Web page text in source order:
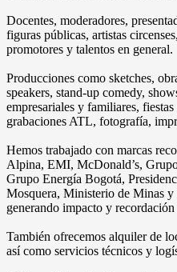
Docentes, moderadores,
figuras públicas, artistas
promotores y talentos en general.
Producciones como sketches,
speakers, stand-up comedy,
empresariales y familiares,
grabaciones ATL, fotografía,
Hemos trabajado con marcas
Alpina, EMI, McDonald’s,
Grupo Energía Bogotá,
Mosquera, Ministerio de Minas
generando impacto y
También ofrecemos alquiler de
así como servicios técnicos y